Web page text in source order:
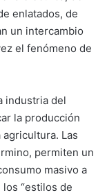
enlatados, de
un intercambio
el fenómeno de
industria del
la producción
Las
permiten un
masivo a
“estilos de